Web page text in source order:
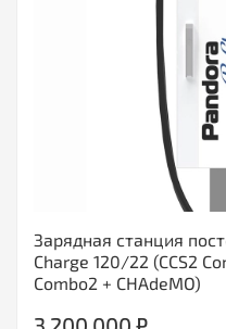
Зарядная станция
Charge 120/22 (CCS2
Combo2 + CHAdeMO)